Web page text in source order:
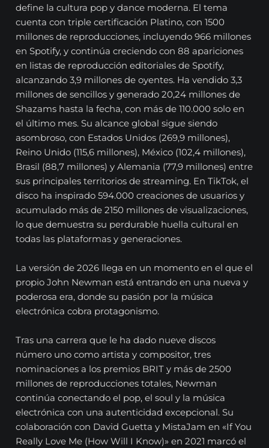
define la cultura pop y dance moderna. El tema
cuenta con triple certificación Platino, con 1500
millones de reproducciones, incluyendo 966 millones
en Spotify, y continúa creciendo con 88 apariciones
en listas de reproducción editoriales de Spotify,
alcanzando 3,9 millones de oyentes. Ha vendido 3,3
millones de sencillos y generado 20,24 millones de
Shazams hasta la fecha, con más de 110.000 solo en
el último mes. Su alcance global sigue siendo
asombroso, con Estados Unidos (269,9 millones),
Reino Unido (115,6 millones), México (102,4 millones),
Brasil (88,7 millones) y Alemania (77,9 millones) entre
sus principales territorios de streaming. En TikTok, el
disco ha inspirado 594.000 creaciones de usuarios y
acumulado más de 2150 millones de visualizaciones,
lo que demuestra su perdurable huella cultural en
todas las plataformas y generaciones.
La versión de 2026 llega en un momento en el que el
propio John Newman está entrando en una nueva y
poderosa era, donde su pasión por la música
electrónica cobra protagonismo.
Tras una carrera que le ha dado nueve discos
número uno como artista y compositor, tres
nominaciones a los premios BRIT y más de 2500
millones de reproducciones totales, Newman
continúa conectando el pop, el soul y la música
electrónica con una autenticidad excepcional. Su
colaboración con David Guetta y MistaJam en «If You
Really Love Me (How Will I Know)» en 2021 marcó el